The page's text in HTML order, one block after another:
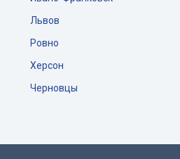
Всё честно, бонус от Минфина
получила дней через 20, после
Елена.
Львов
Ровно
Херсон
Черновцы